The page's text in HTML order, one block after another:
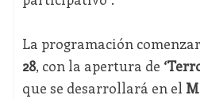
La programación
28, con la apertura de
que se desarrollará en el